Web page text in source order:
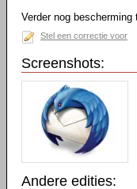
Verder nog
Stel een correctie voor
Screenshots:
Andere edities: